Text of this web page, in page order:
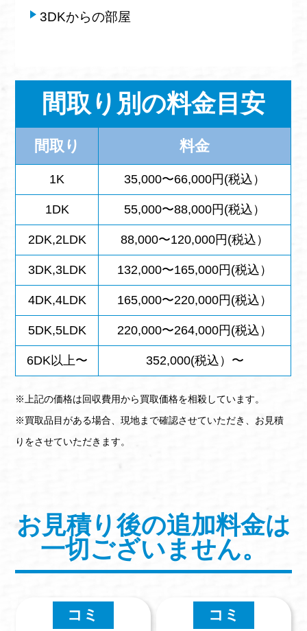
3DKからの部屋
間取り別の料金目安
間取り 料金
1K 35,000〜66,000円(税込）
1DK 55,000〜88,000円(税込）
2DK,2LDK 88,000〜120,000円(税込）
3DK,3LDK 132,000〜165,000円(税込）
4DK,4LDK 165,000〜220,000円(税込）
5DK,5LDK 220,000〜264,000円(税込）
6DK以上〜 352,000(税込）〜
※上記の価格は回収費用から買取価格を相殺しています。
※買取品目がある場合、現地まで確認させていただき、お見積
りをさせていただきます。
お見積り後の追加料金は
一切ございません。
コミ コミ